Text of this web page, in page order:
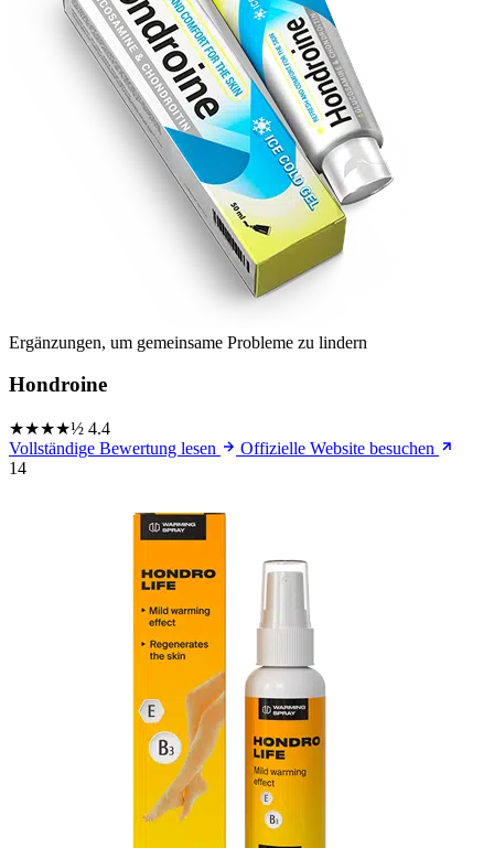
Ergänzungen, um gemeinsame Probleme zu lindern
Hondroine
★★★★½ 4.4
Vollständige Bewertung lesen
Offizielle Website besuchen
14